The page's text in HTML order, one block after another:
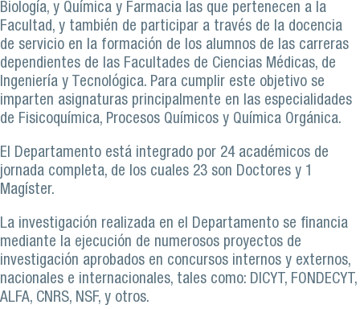
Biología, y Química y Farmacia las que pertenecen a la
Facultad, y también de participar a través de la docencia
de servicio en la formación de los alumnos de las carreras
dependientes de las Facultades de Ciencias Médicas, de
Ingeniería y Tecnológica. Para cumplir este objetivo se
imparten asignaturas principalmente en las especialidades
de Fisicoquímica, Procesos Químicos y Química Orgánica.
El Departamento está integrado por 24 académicos de
jornada completa, de los cuales 23 son Doctores y 1
Magíster.
La investigación realizada en el Departamento se financia
mediante la ejecución de numerosos proyectos de
investigación aprobados en concursos internos y externos,
nacionales e internacionales, tales como: DICYT, FONDECYT,
ALFA, CNRS, NSF, y otros.